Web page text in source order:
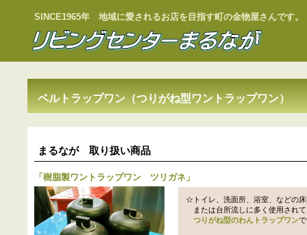
SINCE1965年 地域に愛されるお店を目指す町の金物屋さんです。
ベルトラップワン（つりがね型ワントラップワン）
まるなが 取り扱い商品
「 樹脂製ワントラップワン ツリガネ 」
☆トイレ、洗面所、浴室、などの
または台所流しに多く使用され
つりがね型のわんトラップワン